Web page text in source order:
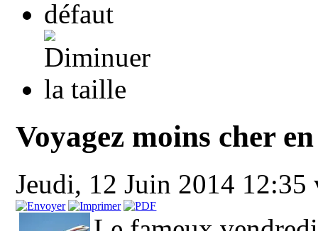
Voyagez moins cher
Jeudi, 12 Juin 2014 12:35